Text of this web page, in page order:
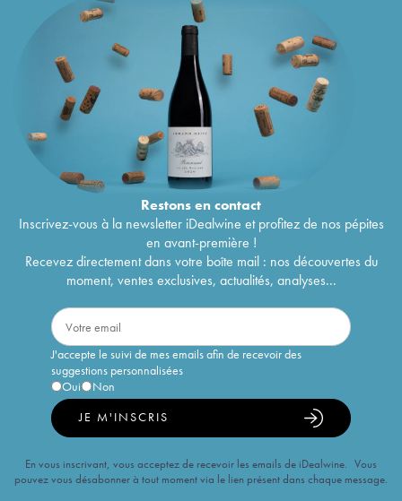
Restons encontact
Inscrivez-vous à la newsletter iDealwine et profitez de nos pépites
en avant-première !
Recevez directement dans votre boîte mail : nos découvertes du
moment, ventes exclusives, actualités, analyses...
J'accepte le suivi de mes emails afin de recevoir des
suggestions personnalisées
Oui
Non
JE M'INSCRIS
En vous inscrivant, vous acceptez de recevoir les emails de iDealwine. Vous
pouvez vous désabonner à tout moment via le lien présent dans chaque message.